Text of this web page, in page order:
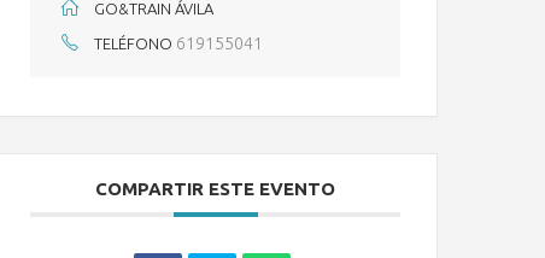
GO&TRAIN ÁVILA
TELÉFONO 619155041
COMPARTIR ESTE EVENTO